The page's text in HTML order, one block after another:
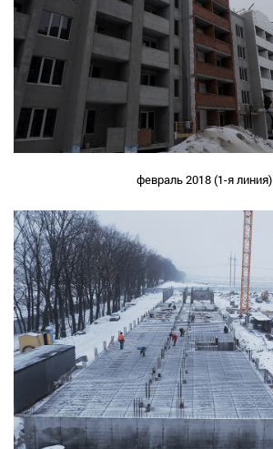
февраль 2018 (1-я линия)